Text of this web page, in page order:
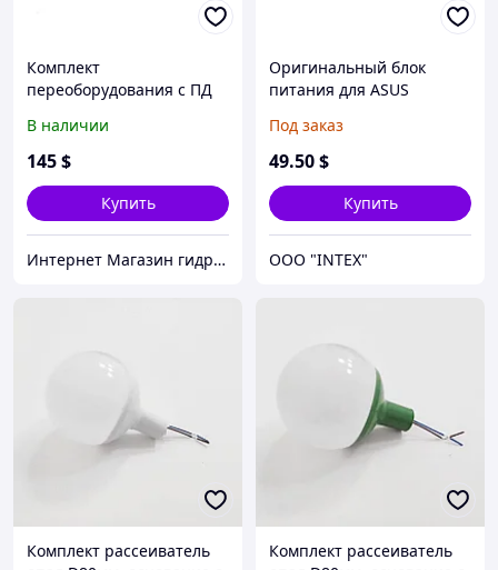
Комплект
переоборудования с ПД
ЮМЗ-6, Т-150, Нива)
переходник + стартер
В наличии
145$
Купить
Интернет Магазин гидравлических узлов
Оригинальный блок
питания для ASUS
65W, 4.0*1.35мм
(комплект: адаптор +
Под заказ
49.50$
Купить
OOO "INTEX"
Комплект рассеиватель
Комплект рассеиватель